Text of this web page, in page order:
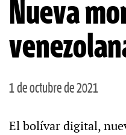
Nueva
1 de octubre de 2021
El bolívar digital,